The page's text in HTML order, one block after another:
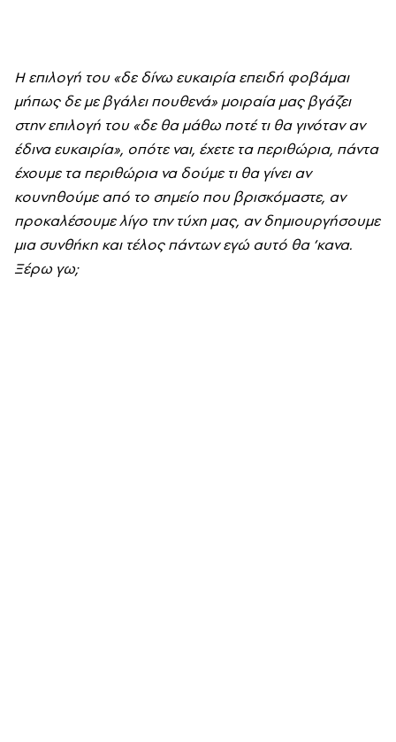
Η επιλογή του «δε δίνω ευκαιρία επειδή φοβάμαι
μήπως δε με βγάλει πουθενά» μοιραία μας βγάζει
στην επιλογή του «δε θα μάθω ποτέ τι θα γινόταν αν
έδινα ευκαιρία», οπότε ναι, έχετε τα περιθώρια, πάντα
έχουμε τα περιθώρια να δούμε τι θα γίνει αν
κουνηθούμε από το σημείο που βρισκόμαστε, αν
προκαλέσουμε λίγο την τύχη μας, αν δημιουργήσουμε
μια συνθήκη και τέλος πάντων εγώ αυτό θα ’κανα.
Ξέρω γω;